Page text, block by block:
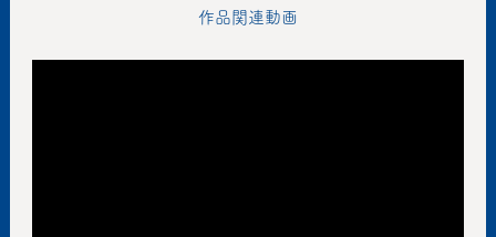
作品関連動画